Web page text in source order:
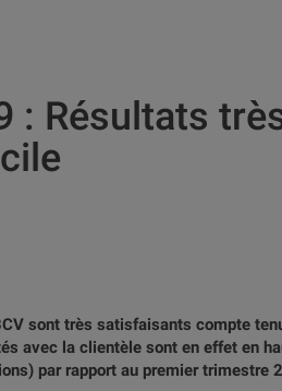
: Résultats
sont très satisfaisants compte
avec la clientèle sont en effet en
par rapport au premier trimestre